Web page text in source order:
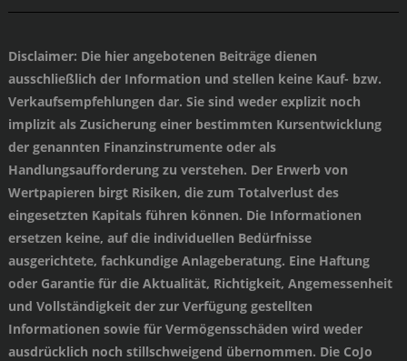
Disclaimer: Die hier angebotenen Beiträge dienen
ausschließlich der Information und stellen keine Kauf- bzw.
Verkaufsempfehlungen dar. Sie sind weder explizit noch
implizit als Zusicherung einer bestimmten Kursentwicklung
der genannten Finanzinstrumente oder als
Handlungsaufforderung zu verstehen. Der Erwerb von
Wertpapieren birgt Risiken, die zum Totalverlust des
eingesetzten Kapitals führen können. Die Informationen
ersetzen keine, auf die individuellen Bedürfnisse
ausgerichtete, fachkundige Anlageberatung. Eine Haftung
oder Garantie für die Aktualität, Richtigkeit, Angemessenheit
und Vollständigkeit der zur Verfügung gestellten
Informationen sowie für Vermögensschäden wird weder
ausdrücklich noch stillschweigend übernommen. Die CoJo